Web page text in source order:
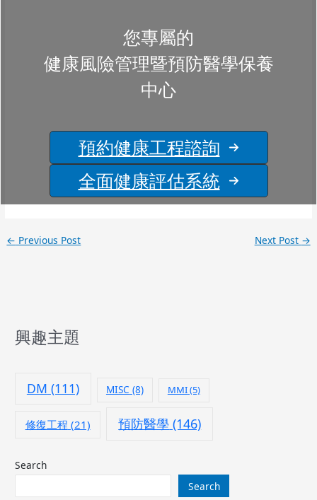
您專屬的
健康風險管理暨預防醫學保養
中心
預約健康工程諮詢
全面健康評估系統
← Previous Post Next Post →
興趣主題
DM (111) MISC (8) MMI(5)
修復工程 (21) 預防醫學 (146)
Search
Search